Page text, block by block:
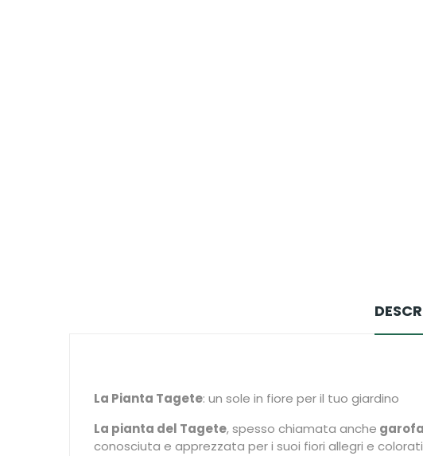
La Pianta Tagete: un sole in fiore per il tuo giardino
La pianta del Tagete, spesso chiamata anche
conosciuta e apprezzata per i suoi fiori allegri e